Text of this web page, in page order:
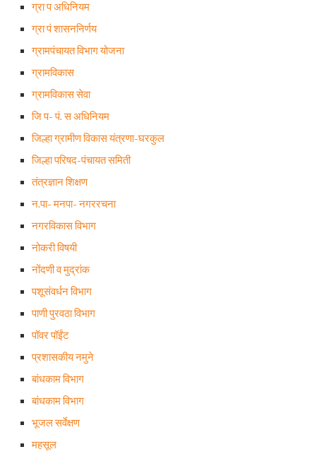
ग्रा प अधिनियम
ग्रा पं शासननिर्णय
ग्रामपंचायत विभाग योजना
ग्रामविकास
ग्रामविकास सेवा
जि प- पं. स अधिनियम
जिल्हा ग्रामीण विकास यंत्रणा-घरकुल
जिल्हा परिषद-पंचायत समिती
तंत्रज्ञान शिक्षण
न.पा- मनपा- नगररचना
नगरविकास विभाग
नोकरी विषयी
नोंदणी व मुद्रांक
पशूसंवर्धन विभाग
पाणी पुरवठा विभाग
पॉवर पॉईंट
प्रशासकीय नमुने
बांधकाम विभाग
बांधकाम विभाग
भूजल सर्वेक्षण
महसूल